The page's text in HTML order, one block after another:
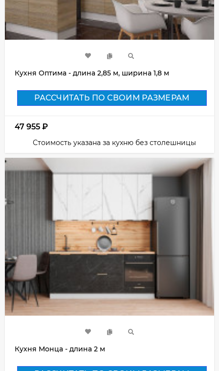
Кухня Оптима - длина 2,85 м, ширина 1,8 м
РАССЧИТАТЬ ПО СВОИМ РАЗМЕРАМ
47 955 ₽
Стоимость указана за кухню без столешницы
Кухня Монца - длина 2 м